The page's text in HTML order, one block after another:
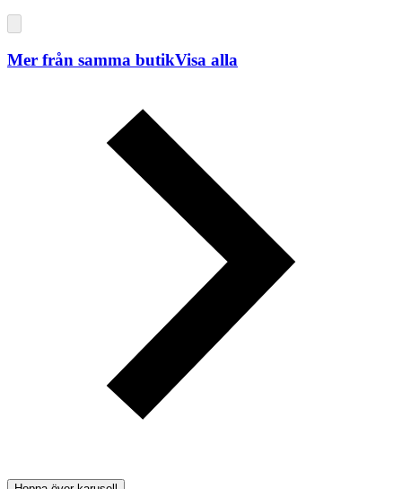
Mer från samma butikVisa alla